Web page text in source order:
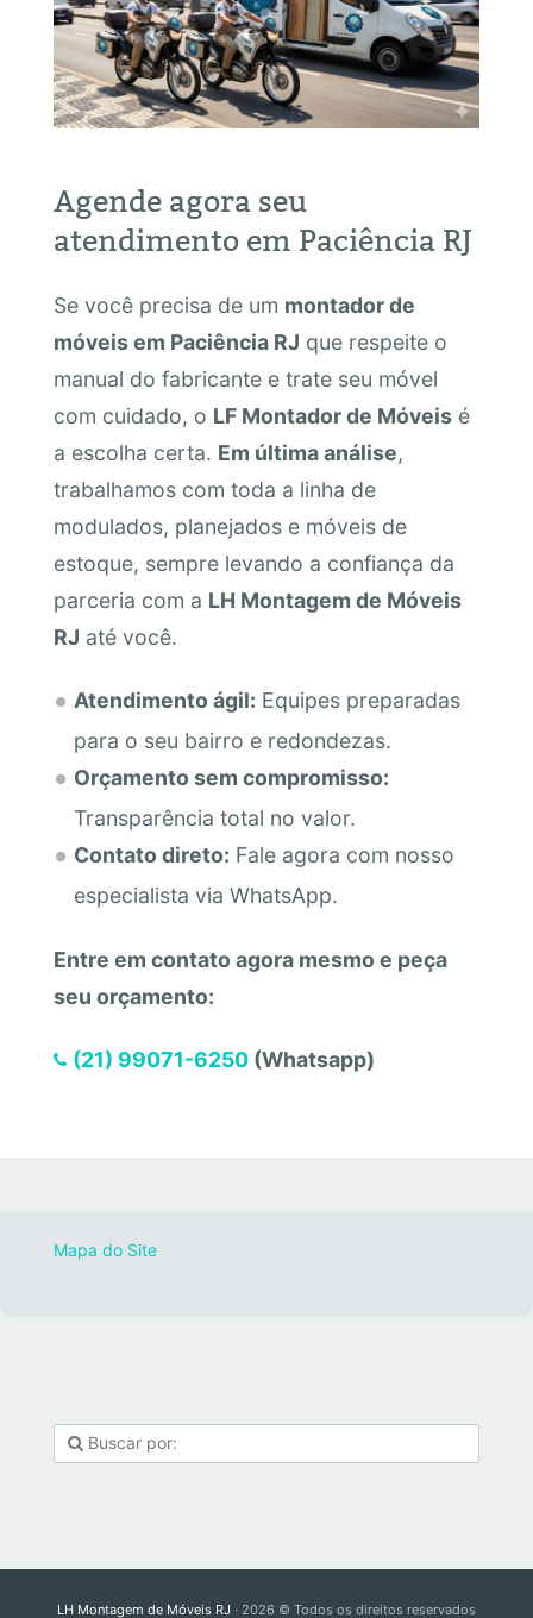
Agende agora seu
atendimento em Paciência RJ
Se você precisa de um montador de
móveis em Paciência RJ que respeite o
manual do fabricante e trate seu móvel
com cuidado, o LF Montador de Móveisé
a escolha certa. Em última análise,
trabalhamos com toda a linha de
modulados, planejados e móveis de
estoque, sempre levando a confiança da
parceria com a LH Montagem de Móveis
RJ até você.
Atendimento ágil: Equipes preparadas
para o seu bairro e redondezas.
Orçamento sem compromisso:
Transparência total no valor.
Contato direto: Fale agora com nosso
especialista via WhatsApp.
Entre em contato agora mesmo e peça
seu orçamento:
(21) 99071-6250(Whatsapp)
Mapa do Site
LH Montagem de Móveis RJ · 2026 © Todos os direitos reservados